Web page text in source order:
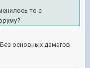
то с
основных дамагов